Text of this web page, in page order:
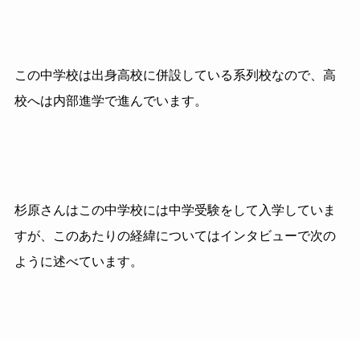
この中学校は出身高校に併設している系列校なので、高
校へは内部進学で進んでいます。
杉原さんはこの中学校には中学受験をして入学していま
すが、このあたりの経緯についてはインタビューで次の
ように述べています。